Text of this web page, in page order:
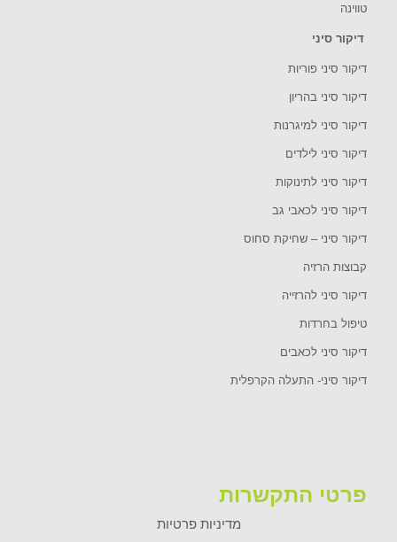
טווינה
דיקור סיני
דיקור סיני פוריות
דיקור סיני בהריון
דיקור סיני למיגרנות
דיקור סיני לילדים
דיקור סיני לתינוקות
דיקור סיני לכאבי גב
דיקור סיני – שחיקת סחוס
קבוצות הרזיה
דיקור סיני להרזייה
טיפול בחרדות
דיקור סיני לכאבים
דיקור סיני- התעלה הקרפלית
פרטי התקשרות
מדיניות פרטיות